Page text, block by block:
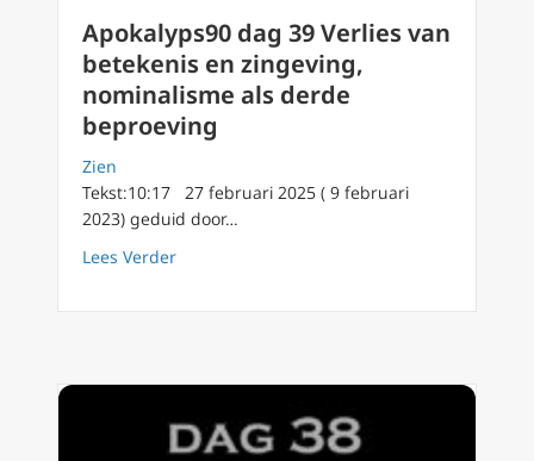
Apokalyps90 dag 39 Verlies van
betekenis en zingeving,
nominalisme als derde
beproeving
Zien
Tekst:10:17 27 februari 2025 ( 9 februari
2023) geduid door…
Lees Verderabout Apokalyps90 dag 39 Verlies van